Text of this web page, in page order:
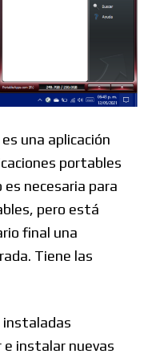
es una aplicación
portables
necesaria para
pero está
final una
Tiene las
instaladas
instalar nuevas